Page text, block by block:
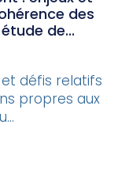
des
de...
défis relatifs
propres aux